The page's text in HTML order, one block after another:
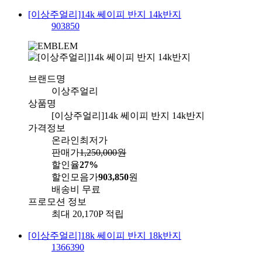
[이상주얼리]14k 쎄이피 반지 14k반지
903850
브랜드명
이상주얼리
상품명
[이상주얼리]14k 쎄이피 반지 14k반지
가격정보
온라인최저가
판매가1,250,000원
할인율27%
할인모음가903,850원
배송비
무료
프로모션 정보
최대 20,170P 적립
[이상주얼리]18k 쎄이피 반지 18k반지
1366390